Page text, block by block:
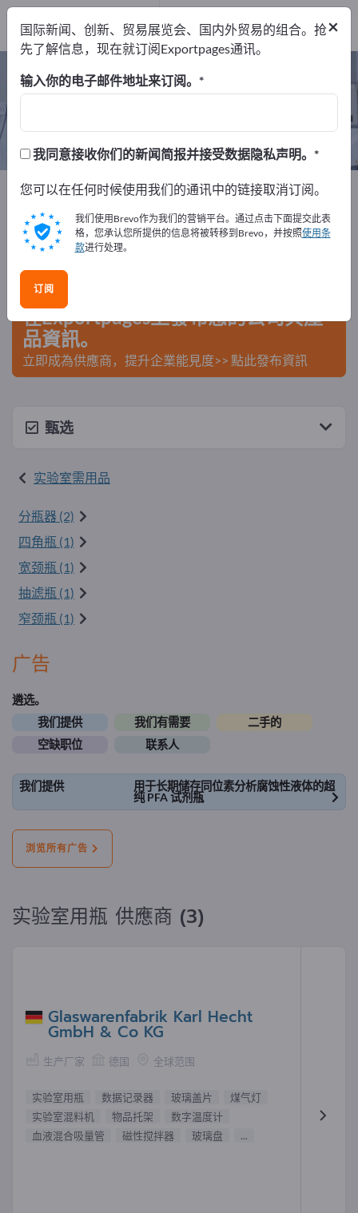
实验室用瓶 – 查找制造商和供应商
3 3
出口商3
制造商3
Exportpages 医学与实验室
实验室需用品
实验室用瓶
在Exportpages免費刊登廣告！
需求 – 供應 – 二手商品 – 商業聯繫 >> 由此開始
在Exportpages上發布您的公司與產
品資訊。
立即成為供應商，提升企業能見度>> 點此發布資訊
甄选
实验室需用品
分瓶器 (2)
四角瓶 (1)
宽颈瓶 (1)
抽滤瓶 (1)
窄颈瓶 (1)
广告
遴选。
我们提供
我们有需要
二手的
空缺职位
联系人
我们提供
用于长期储存同位素分析腐蚀性液体的超
纯 PFA 试剂瓶
浏览所有广告
实验室用瓶 供應商 (3)
Glaswarenfabrik Karl Hecht
GmbH & Co KG
生产厂家 德国 全球范围
实验室用瓶 数据记录器 玻璃盖片
煤气灯
实验室混料机
物品托架
数字温度计
血液混合吸量管
磁性搅拌器 玻璃盘 ...
×
国际新闻、创新、贸易展览会、国内外贸易的组合。抢
先了解信息，现在就订阅Exportpages通讯。
输入你的电子邮件地址来订阅。
我同意接收你们的新闻简报并接受数据隐私声明。
您可以在任何时候使用我们的通讯中的链接取消订阅。
我们使用Brevo作为我们的营销平台。通过点击下面提交此表
格，您承认您所提供的信息将被转移到Brevo，并按照使用条
款进行处理。
订阅